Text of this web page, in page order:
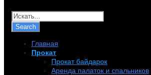
Главная
Прокат
Прокат байдарок
Аренда палаток и спальников